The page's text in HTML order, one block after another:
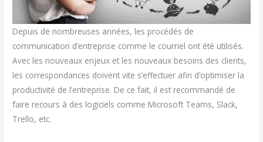
Depuis de nombreuses années, les procédés de
communication d’entreprise comme le courriel ont été utilisés.
Avec les nouveaux enjeux et les nouveaux besoins des clients,
les correspondances doivent vite s’effectuer afin d’optimiser la
productivité de l’entreprise. De ce fait, il est recommandé de
faire recours à des logiciels comme Microsoft Teams, Slack,
Trello, etc.